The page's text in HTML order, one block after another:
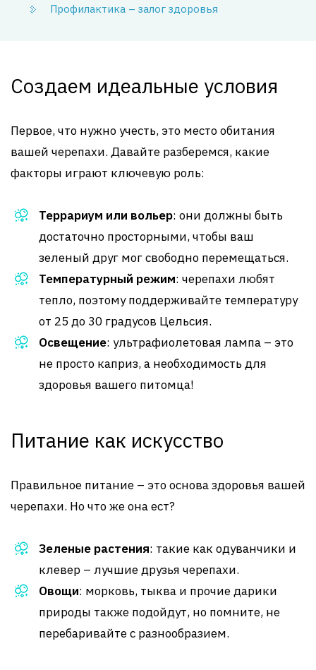
Профилактика – залог здоровья
Создаем идеальные условия
Первое, что нужно учесть, это место обитания
вашей черепахи. Давайте разберемся, какие
факторы играют ключевую роль:
Террариум или вольер: они должны быть
достаточно просторными, чтобы ваш
зеленый друг мог свободно перемещаться.
Температурный режим: черепахи любят
тепло, поэтому поддерживайте температуру
от 25 до 30 градусов Цельсия.
Освещение: ультрафиолетовая лампа – это
не просто каприз, а необходимость для
здоровья вашего питомца!
Питание как искусство
Правильное питание – это основа здоровья вашей
черепахи. Но что же она ест?
Зеленые растения: такие как одуванчики и
клевер – лучшие друзья черепахи.
Овощи: морковь, тыква и прочие дарики
природы также подойдут, но помните, не
перебаривайте с разнообразием.